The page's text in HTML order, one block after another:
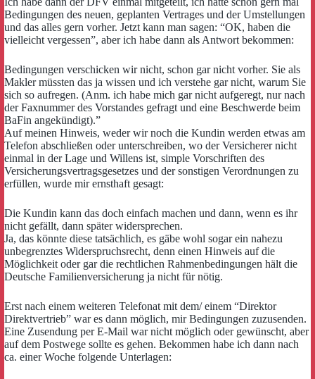
Bedingungen des neuen, geplanten Vertrages und der Umstellungen
und das alles gern vorher. Jetzt kann man sagen: “OK, haben die
vielleicht vergessen”, aber ich habe dann als Antwort bekommen:
Bedingungen verschicken wir nicht, schon gar nicht vorher. Sie als
Makler müssten das ja wissen und ich verstehe gar nicht, warum Sie
sich so aufregen. (Anm. ich habe mich gar nicht aufgeregt, nur nach
der Faxnummer des Vorstandes gefragt und eine Beschwerde beim
BaFin angekündigt).”
Auf meinen Hinweis, weder wir noch die Kundin werden etwas am
Telefon abschließen oder unterschreiben, wo der Versicherer nicht
einmal in der Lage und Willens ist, simple Vorschriften des
Versicherungsvertragsgesetzes und der sonstigen Verordnungen zu
erfüllen, wurde mir ernsthaft gesagt:
Die Kundin kann das doch einfach machen und dann, wenn es ihr
nicht gefällt, dann später widersprechen.
Ja, das könnte diese tatsächlich, es gäbe wohl sogar ein nahezu
unbegrenztes Widerspruchsrecht, denn einen Hinweis auf die
Möglichkeit oder gar die rechtlichen Rahmenbedingungen hält die
Deutsche Familienversicherung ja nicht für nötig.
Erst nach einem weiteren Telefonat mit dem/ einem “Direktor
Direktvertrieb” war es dann möglich, mir Bedingungen zuzusenden.
Eine Zusendung per E-Mail war nicht möglich oder gewünscht, aber
auf dem Postwege sollte es gehen. Bekommen habe ich dann nach
ca. einer Woche folgende Unterlagen: